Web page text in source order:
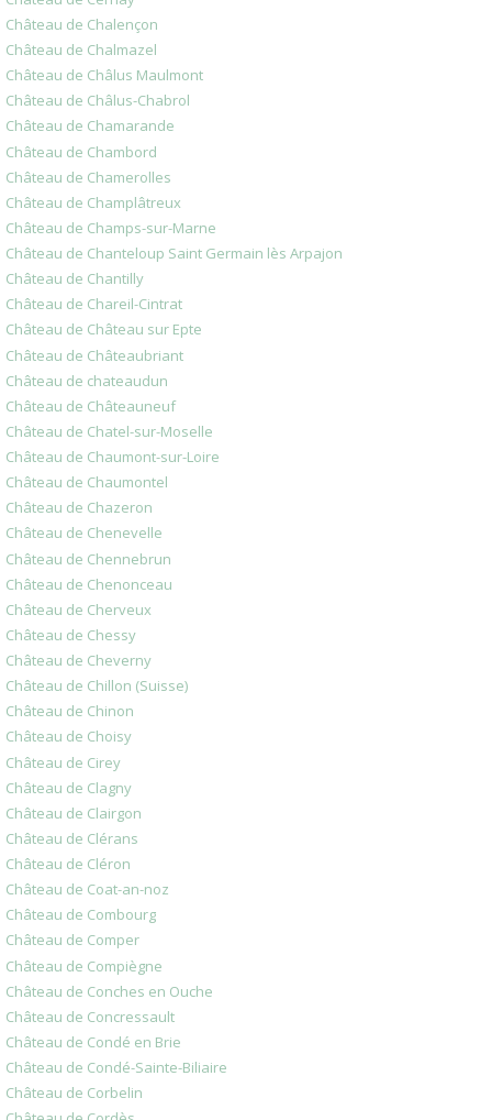
Château de Chalençon
Château de Chalmazel
Château de Châlus Maulmont
Château de Châlus-Chabrol
Château de Chamarande
Château de Chambord
Château de Chamerolles
Château de Champlâtreux
Château de Champs-sur-Marne
Château de Chanteloup Saint Germain lès Arpajon
Château de Chantilly
Château de Chareil-Cintrat
Château de Château sur Epte
Château de Châteaubriant
Château de chateaudun
Château de Châteauneuf
Château de Chatel-sur-Moselle
Château de Chaumont-sur-Loire
Château de Chaumontel
Château de Chazeron
Château de Chenevelle
Château de Chennebrun
Château de Chenonceau
Château de Cherveux
Château de Chessy
Château de Cheverny
Château de Chillon (Suisse)
Château de Chinon
Château de Choisy
Château de Cirey
Château de Clagny
Château de Clairgon
Château de Clérans
Château de Cléron
Château de Coat-an-noz
Château de Combourg
Château de Comper
Château de Compiègne
Château de Conches en Ouche
Château de Concressault
Château de Condé en Brie
Château de Condé-Sainte-Biliaire
Château de Corbelin